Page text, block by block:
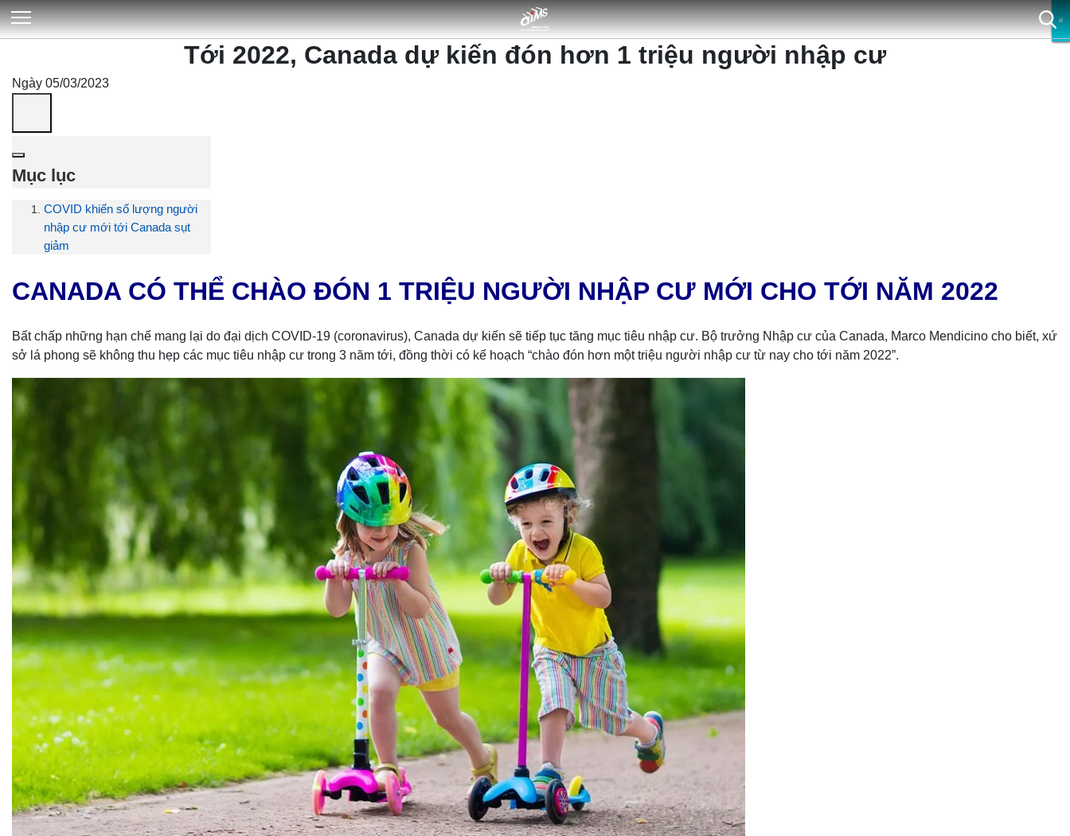
Tới 2022, Canada dự kiến đón hơn 1 triệu người nhập cư
Ngày 05/03/2023
Mục lục
COVID khiến số lượng người
nhập cư mới tới Canada sụt
giảm
CANADA CÓ THỂ CHÀO ĐÓN 1 TRIỆU NGƯỜI NHẬP CƯ MỚI CHO TỚI NĂM 2022
Bất chấp những hạn chế mang lại do đại dịch COVID-19 (coronavirus), Canada dự kiến ​​sẽ tiếp tục tăng mục tiêu nhập cư. Bộ trưởng Nhập cư của Canada, Marco Mendicino cho biết, xứ
sở lá phong sẽ không thu hẹp các mục tiêu nhập cư trong 3 năm tới, đồng thời có kế hoạch “chào đón hơn một triệu người nhập cư từ nay cho tới năm 2022”.
×
×
×
×